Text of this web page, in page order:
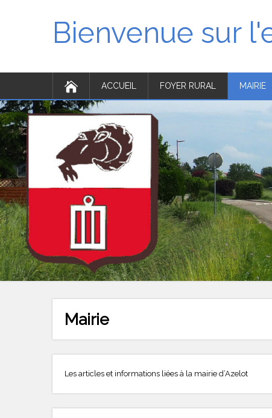
Bienvenue sur
ACCUEIL FOYER RURAL MAIRIE
Mairie
Les articles et informations liées à la mairie d’Azelot